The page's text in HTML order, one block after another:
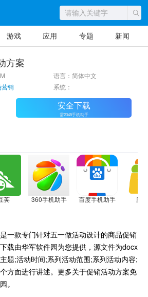
游戏 应用 专题 新闻
方案
语言：简体中文
营销 系统：
安全下载
需2345手机助手
荚 360手机助手 百度手机助手 应
一款专门针对五一做活动设计的商品促销
载由华军软件园为您提供，源文件为docx
题;活动时间;系列活动范围;系列活动内容;
方面进行讲述。更多关于促销活动方案免
。